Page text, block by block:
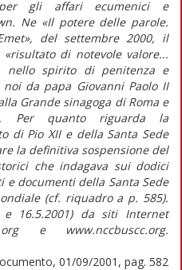
gli affari ecumenici e
Ne «Il potere delle parole.
del settembre 2000, il
di notevole valore...
nello spirito di penitenza e
da papa Giovanni Paolo II
Grande sinagoga di Roma e
Per quanto riguarda la
di Pio XII e della Santa Sede
la definitiva sospensione del
che indagava sui dodici
documenti della Santa Sede
(cf. riquadro a p. 585).
e 16.5.2001) da siti Internet
e www.nccbuscc.org.
01/09/2001, pag. 582